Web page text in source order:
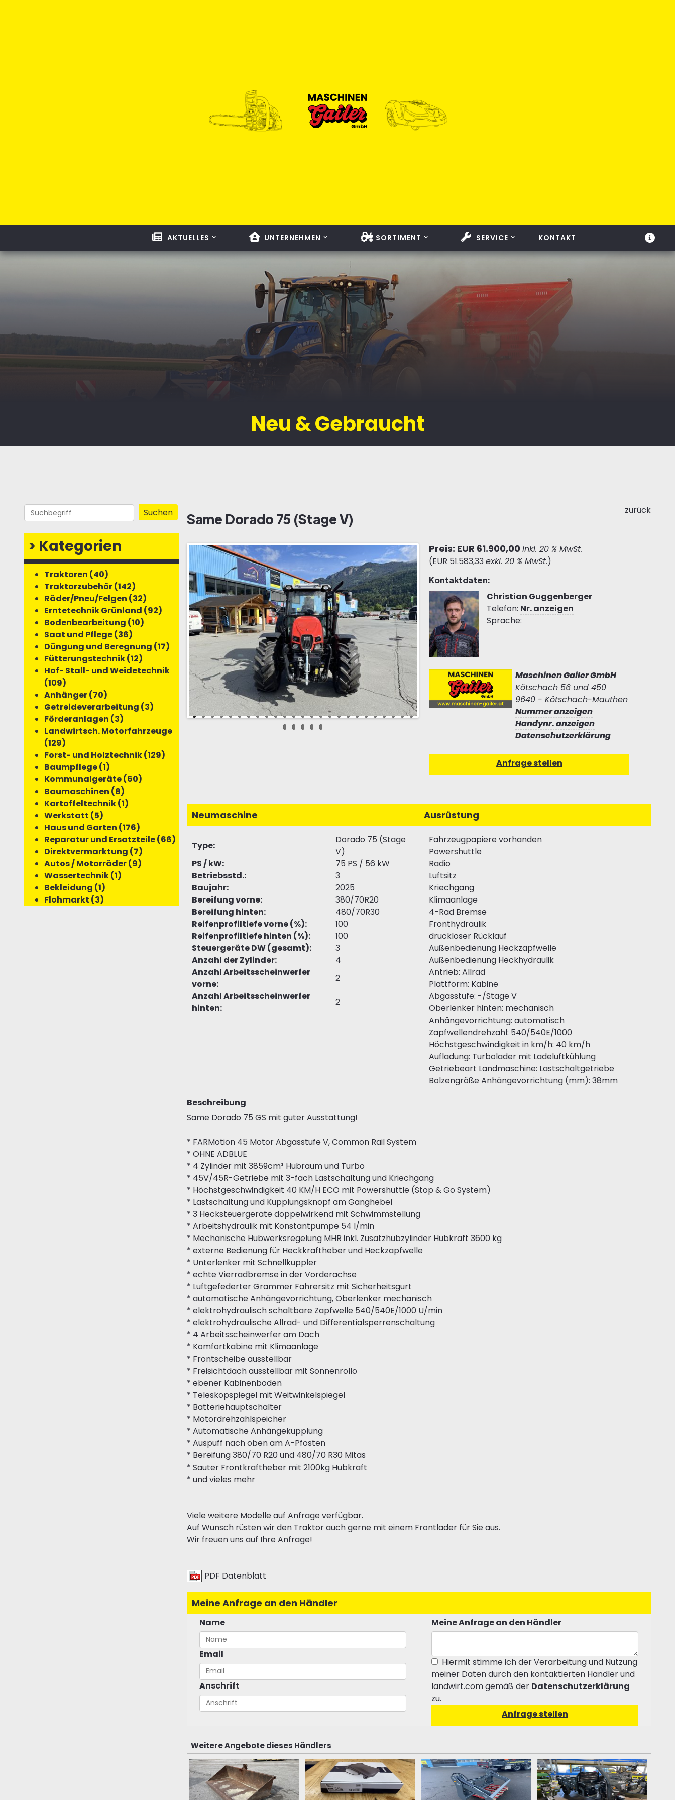
AKTUELLES UNTERNEHMEN SORTIMENT SERVICE KONTAKT
Neu & Gebraucht
> Kategorien
Traktoren (40)
Traktorzubehör (142)
Räder/Pneu/Felgen (32)
Erntetechnik Grünland (92)
Bodenbearbeitung (10)
Saat und Pflege (36)
Düngung und Beregnung (17)
Fütterungstechnik (12)
Hof- Stall- und Weidetechnik
(109)
Anhänger (70)
Getreideverarbeitung (3)
Förderanlagen (3)
Landwirtsch. Motorfahrzeuge
(129)
Forst- und Holztechnik (129)
Baumpflege (1)
Kommunalgeräte (60)
Baumaschinen (8)
Kartoffeltechnik (1)
Werkstatt (5)
Haus und Garten (176)
Reparatur und Ersatzteile (66)
Direktvermarktung (7)
Autos / Motorräder (9)
Wassertechnik (1)
Bekleidung (1)
Flohmarkt (3)
Same Dorado 75 (Stage V)
zurück
Preis: EUR 61.900,00 inkl. 20 % MwSt.
(EUR 51.583,33 exkl. 20 % MwSt.)
Kontaktdaten:
Christian Guggenberger
Telefon: Nr. anzeigen
Sprache:
Maschinen Gailer GmbH
Kötschach 56 und 450
9640 - Kötschach-Mauthen
Nummer anzeigen
Handynr. anzeigen
Datenschutzerklärung
Neumaschine
Type:
Dorado 75 (Stage
V)
PS / kW:
75 PS / 56 kW
Betriebsstd.:
3
Baujahr:
2025
Bereifung vorne:
380/70R20
Bereifung hinten:
480/70R30
Reifenprofiltiefe vorne (%):
100
Reifenprofiltiefe hinten (%):
100
Steuergeräte DW (gesamt):
3
Anzahl der Zylinder:
4
Anzahl Arbeitsscheinwerfer
vorne:
2
Anzahl Arbeitsscheinwerfer
hinten:
2
Ausrüstung
Fahrzeugpapiere vorhanden
Powershuttle
Radio
Luftsitz
Kriechgang
Klimaanlage
4-Rad Bremse
Fronthydraulik
druckloser Rücklauf
Außenbedienung Heckzapfwelle
Außenbedienung Heckhydraulik
Antrieb: Allrad
Plattform: Kabine
Abgasstufe: -/Stage V
Oberlenker hinten: mechanisch
Anhängevorrichtung: automatisch
Zapfwellendrehzahl: 540/540E/1000
Höchstgeschwindigkeit in km/h: 40 km/h
Aufladung: Turbolader mit Ladeluftkühlung
Getriebeart Landmaschine: Lastschaltgetriebe
Bolzengröße Anhängevorrichtung (mm): 38mm
Beschreibung
Same Dorado 75 GS mit guter Ausstattung!
* FARMotion 45 Motor Abgasstufe V, Common Rail System
* OHNE ADBLUE
* 4 Zylinder mit 3859cm³ Hubraum und Turbo
* 45V/45R-Getriebe mit 3-fach Lastschaltung und Kriechgang
* Höchstgeschwindigkeit 40 KM/H ECO mit Powershuttle (Stop & Go System)
* Lastschaltung und Kupplungsknopf am Ganghebel
* 3 Hecksteuergeräte doppelwirkend mit Schwimmstellung
* Arbeitshydraulik mit Konstantpumpe 54 l/min
* Mechanische Hubwerksregelung MHR inkl. Zusatzhubzylinder Hubkraft 3600 kg
* externe Bedienung für Heckkraftheber und Heckzapfwelle
* Unterlenker mit Schnellkuppler
* echte Vierradbremse in der Vorderachse
* Luftgefederter Grammer Fahrersitz mit Sicherheitsgurt
* automatische Anhängevorrichtung, Oberlenker mechanisch
* elektrohydraulisch schaltbare Zapfwelle 540/540E/1000 U/min
* elektrohydraulische Allrad- und Differentialsperrenschaltung
* 4 Arbeitsscheinwerfer am Dach
* Komfortkabine mit Klimaanlage
* Frontscheibe ausstellbar
* Freisichtdach ausstellbar mit Sonnenrollo
* ebener Kabinenboden
* Teleskopspiegel mit Weitwinkelspiegel
* Batteriehauptschalter
* Motordrehzahlspeicher
* Automatische Anhängekupplung
* Auspuff nach oben am A-Pfosten
* Bereifung 380/70 R20 und 480/70 R30 Mitas
* Sauter Frontkraftheber mit 2100kg Hubkraft
* und vieles mehr
Viele weitere Modelle auf Anfrage verfügbar.
Auf Wunsch rüsten wir den Traktor auch gerne mit einem Frontlader für Sie aus.
Wir freuen uns auf Ihre Anfrage!
PDF Datenblatt
Meine Anfrage an den Händler
Name
Email
Anschrift
Meine Anfrage an den Händler
Hiermit stimme ich der Verarbeitung und Nutzung
meiner Daten durch den kontaktierten Händler und
landwirt.com gemäß der Datenschutzerklärung
zu.
Weitere Angebote dieses Händlers